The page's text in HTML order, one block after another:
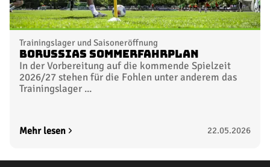
Trainingslager und Saisoneröffnung
Borussias Sommerfahrplan
In der Vorbereitung auf die kommende Spielzeit
2026/27 stehen für die Fohlen unter anderem das
Trainingslager ...
Mehr lesen 22.05.2026